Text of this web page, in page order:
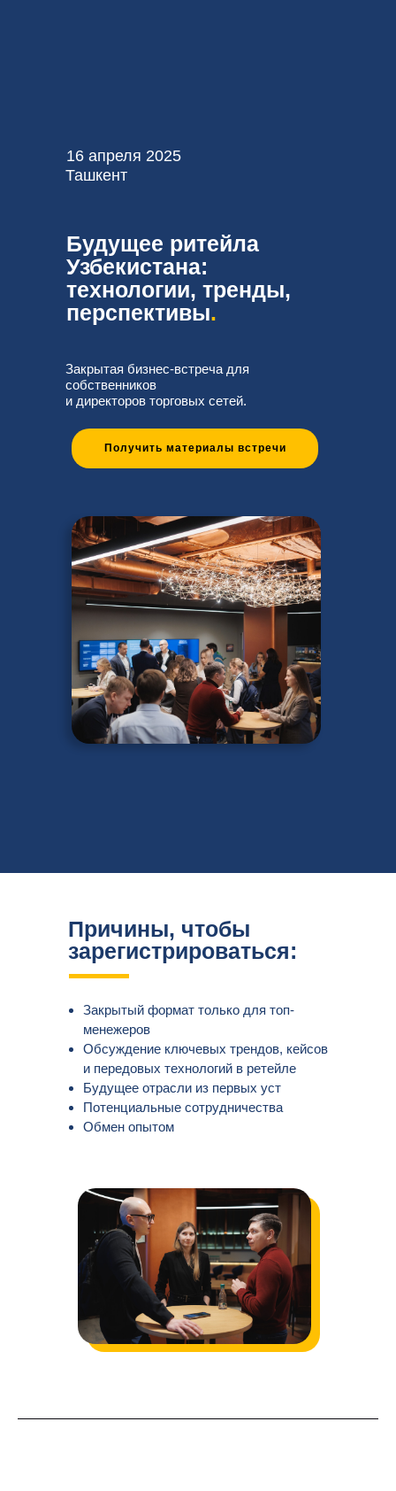
Закрытая бизнес-встреча для
собственников
и директоров торговых сетей.
Получить материалы встречи
16 апреля 2025
Ташкент
Будущее ритейла
Узбекистана:
технологии, тренды,
перспективы.
Причины, чтобы
зарегистрироваться:
Закрытый формат только для топ-
менежеров
Обсуждение ключевых трендов, кейсов
и передовых технологий в ретейле
Будущее отрасли из первых уст
Потенциальные сотрудничества
Обмен опытом